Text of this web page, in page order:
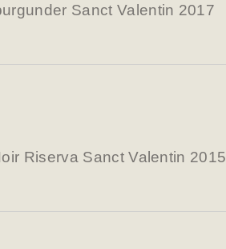
Sanct Valentin 2017
Riserva Sanct Valentin 2015